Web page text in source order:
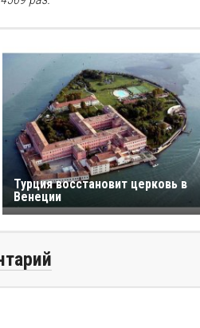
Турция восстановит церковь в
Венеции